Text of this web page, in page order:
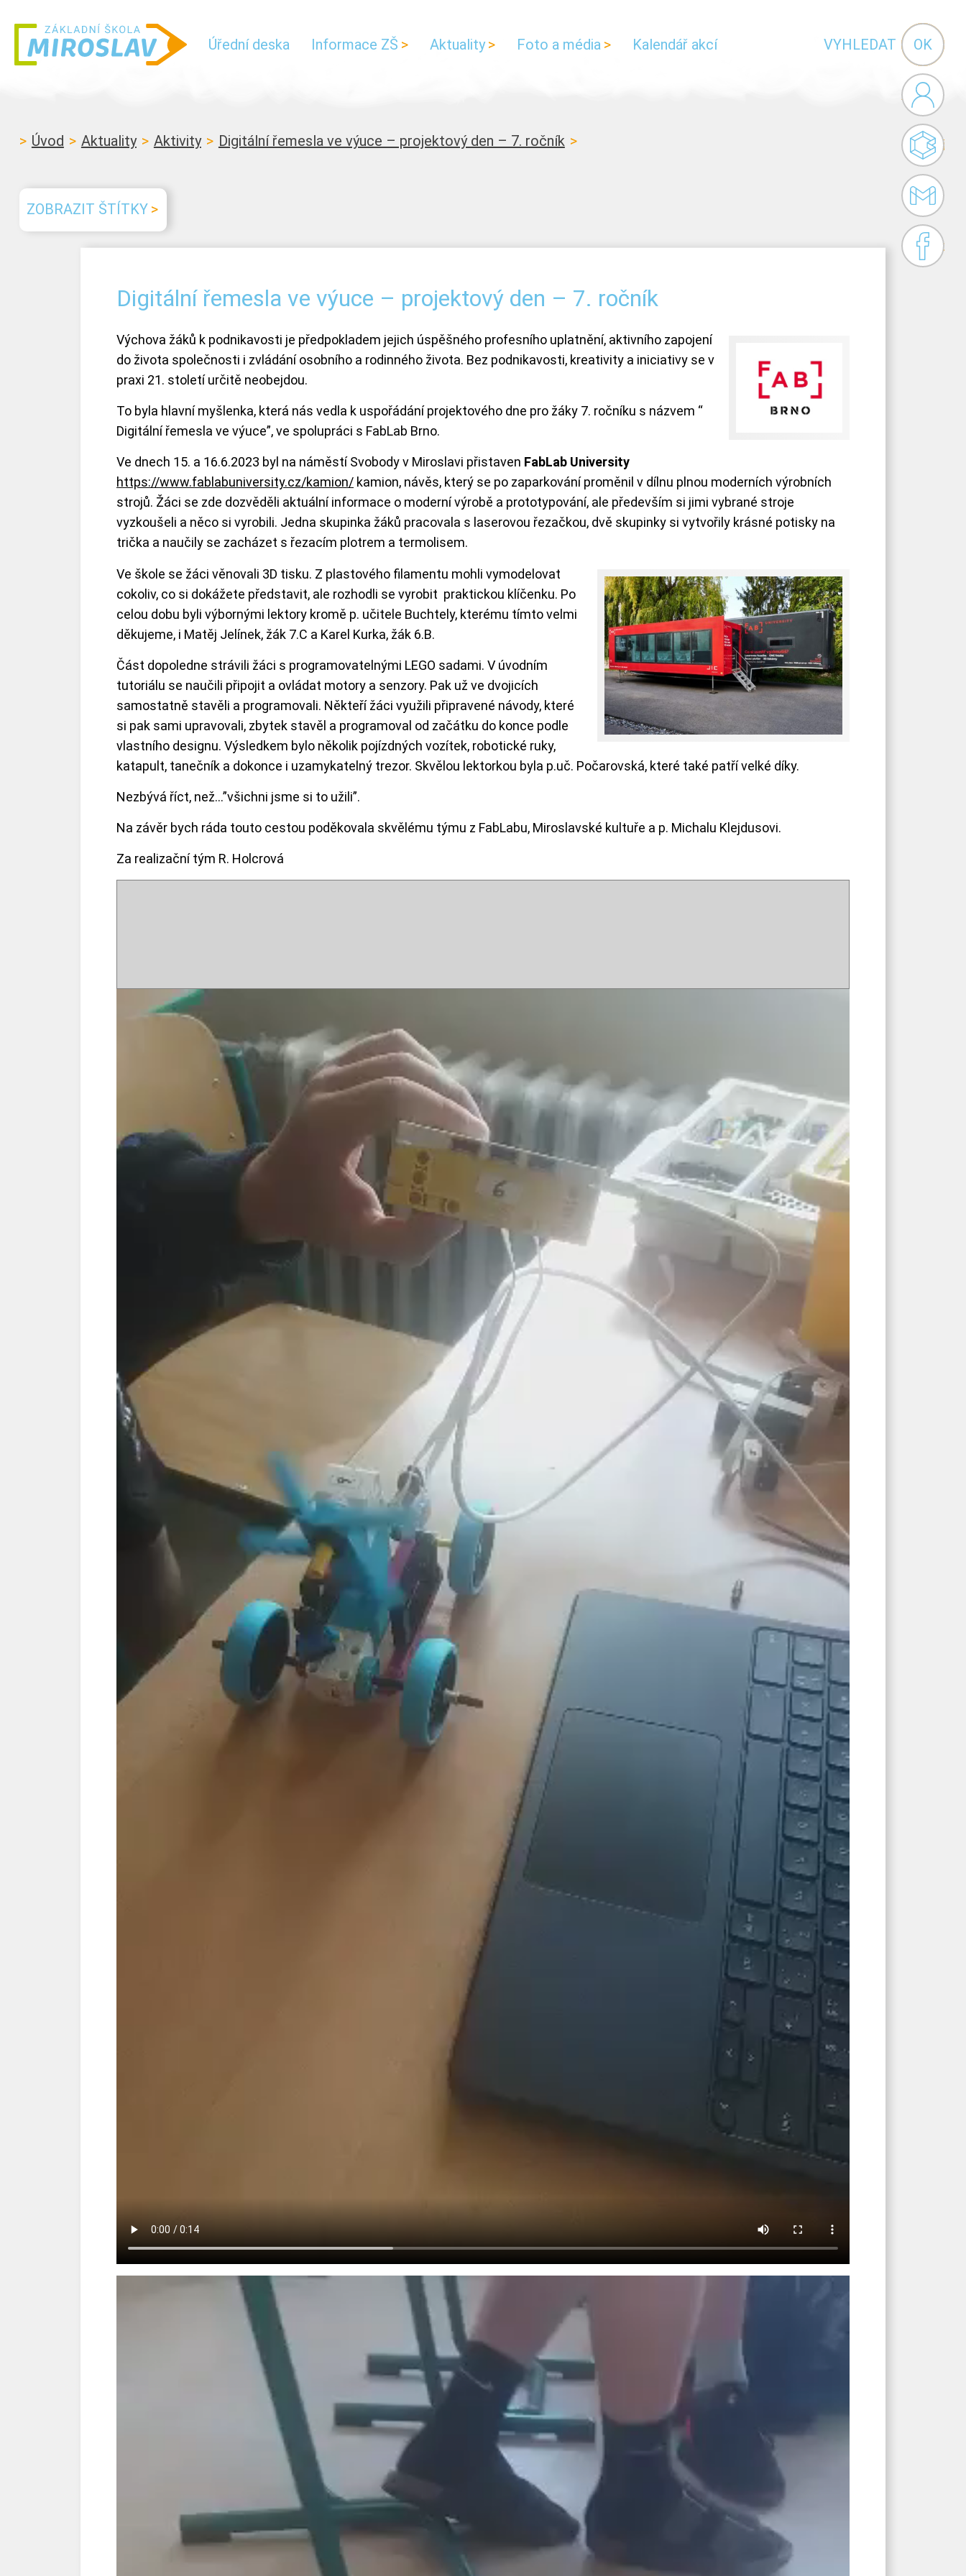
SKIP TO
CONTENT
Úřední deska Informace ZŠ Aktuality Foto a média Kalendář akcí VYHLEDAT
Vyhledávání
Bakaláři
Gmail
Facebook
Úvod Aktuality Aktivity Digitální řemesla ve výuce – projektový den – 7. ročník
ZOBRAZIT ŠTÍTKY
Digitální řemesla ve výuce – projektový den – 7. ročník
Výchova žáků k podnikavosti je předpokladem jejich úspěšného profesního uplatnění, aktivního zapojení
do života společnosti i zvládání osobního a rodinného života. Bez podnikavosti, kreativity a iniciativy se v
praxi 21. století určitě neobejdou.
To byla hlavní myšlenka, která nás vedla k uspořádání projektového dne pro žáky 7. ročníku s názvem “
Digitální řemesla ve výuce”, ve spolupráci s FabLab Brno.
Ve dnech 15. a 16.6.2023 byl na náměstí Svobody v Miroslavi přistaven FabLab University
https://www.fablabuniversity.cz/kamion/kamion, návěs, který se po zaparkování proměnil v dílnu plnou moderních výrobních
strojů. Žáci se zde dozvěděli aktuální informace o moderní výrobě a prototypování, ale především si jimi vybrané stroje
vyzkoušeli a něco si vyrobili. Jedna skupinka žáků pracovala s laserovou řezačkou, dvě skupinky si vytvořily krásné potisky na
trička a naučily se zacházet s řezacím plotrem a termolisem.
Ve škole se žáci věnovali 3D tisku. Z plastového filamentu mohli vymodelovat
cokoliv, co si dokážete představit, ale rozhodli se vyrobit praktickou klíčenku. Po
celou dobu byli výbornými lektory kromě p. učitele Buchtely, kterému tímto velmi
děkujeme, i Matěj Jelínek, žák 7.C a Karel Kurka, žák 6.B.
Část dopoledne strávili žáci s programovatelnými LEGO sadami. V úvodním
tutoriálu se naučili připojit a ovládat motory a senzory. Pak už ve dvojicích
samostatně stavěli a programovali. Někteří žáci využili připravené návody, které
si pak sami upravovali, zbytek stavěl a programoval od začátku do konce podle
vlastního designu. Výsledkem bylo několik pojízdných vozítek, robotické ruky,
katapult, tanečník a dokonce i uzamykatelný trezor. Skvělou lektorkou byla p.uč. Počarovská, které také patří velké díky.
Nezbývá říct, než…”všichni jsme si to užili”.
Na závěr bych ráda touto cestou poděkovala skvělému týmu z FabLabu, Miroslavské kultuře a p. Michalu Klejdusovi.
Za realizační tým R. Holcrová